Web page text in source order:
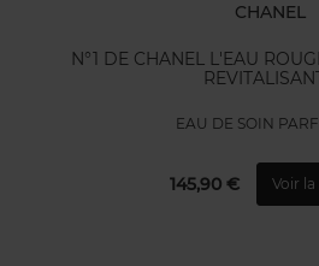
CHANEL
N°1 DE CHANEL L'EAU
EAU DE SOIN
145,90 € Voir